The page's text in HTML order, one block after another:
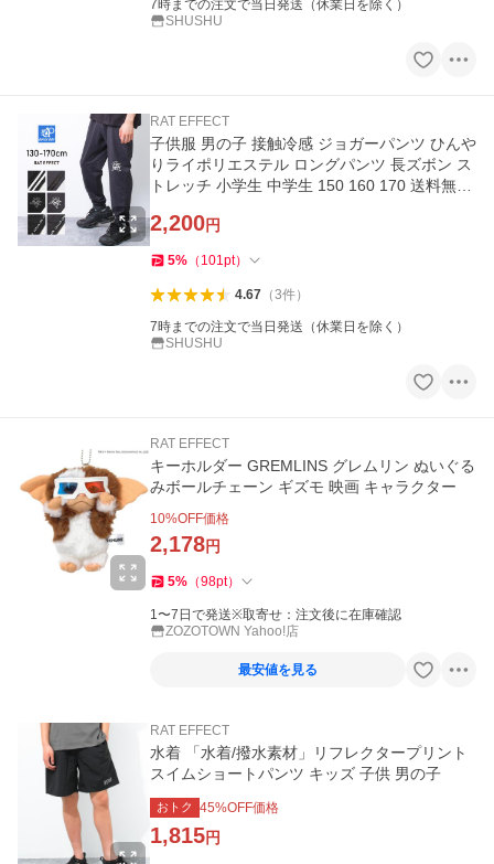
7時までの注文で当日発送（休業日を除く）
SHUSHU
RAT EFFECT
子供服 男の子 接触冷感 ジョガーパンツ ひんや
りライポリエステル ロングパンツ 長ズボン ス
トレッチ 小学生 中学生 150 160 170 送料無料
2,200円
5% （ 101pt）
4.67（3件）
7時までの注文で当日発送（休業日を除く）
SHUSHU
RAT EFFECT
キーホルダー GREMLINS グレムリン ぬいぐる
みボールチェーン ギズモ 映画 キャラクター
10%OFF価格
2,178円
5% （98pt）
1〜7日で発送※取寄せ：注文後に在庫確認
ZOZOTOWN Yahoo!店
最安値を見る
RAT EFFECT
水着 「水着/撥水素材」リフレクタープリント
スイムショートパンツ キッズ 子供 男の子
おトク 45%OFF価格
1,815円